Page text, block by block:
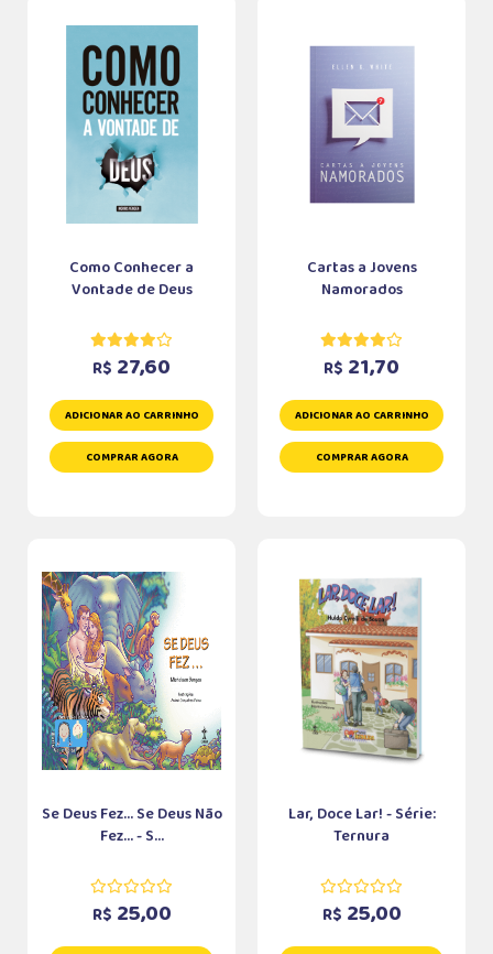
Como Conhecer a
Vontade de Deus
R$ 27,60
ADICIONAR AO CARRINHO
COMPRAR AGORA
Cartas a Jovens
Namorados
R$ 21,70
ADICIONAR AO CARRINHO
COMPRAR AGORA
Se Deus Fez... Se Deus Não
Fez... - S...
R$ 25,00
Lar, Doce Lar! - Série:
Ternura
R$ 25,00